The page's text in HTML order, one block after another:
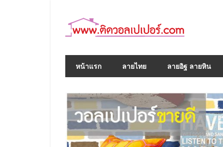
content
หน้าแรก ลายไทย ลายอิฐ ลายหิน